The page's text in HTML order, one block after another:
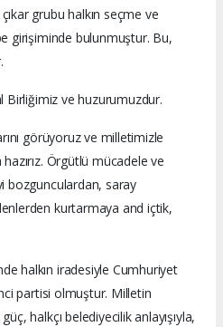
grubu halkın seçme ve
girişiminde bulunmuştur. Bu,
ve huzurumuzdur.
görüyoruz ve milletimizle
Örgütlü mücadele ve
bozgunculardan, saray
kurtarmaya and içtik,
halkın iradesiyle Cumhuriyet
partisi olmuştur. Milletin
halkçı belediyecilik anlayışıyla,